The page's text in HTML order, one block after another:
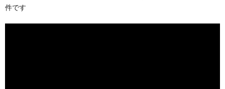
件です